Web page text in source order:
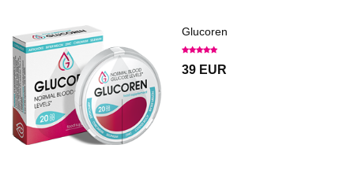
Glucoren
39 EUR